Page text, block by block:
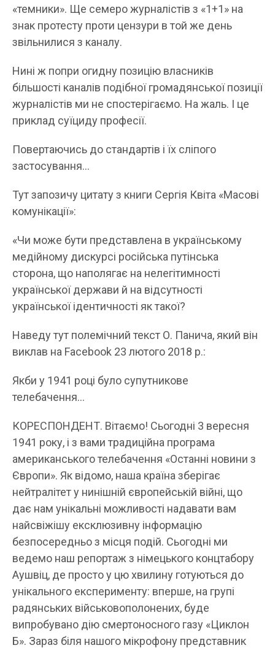
«темники». Ще семеро журналістів з «1+1» на
знак протесту проти цензури в той же день
звільнилися з каналу.
Нині ж попри огидну позицію власників
більшості каналів подібної громадянської позиції
журналістів ми не спостерігаємо. На жаль. І це
приклад суїциду професії.
Повертаючись до стандартів і їх сліпого
застосування…
Тут запозичу цитату з книги Сергія Квіта «Масові
комунікації»:
«Чи може бути представлена в українському
медійному дискурсі російська путінська
сторона, що наполягає на нелегітимності
української держави й на відсутності
української ідентичності як такої?
Наведу тут полемічний текст О. Панича, який він
виклав на Facebook 23 лютого 2018 р.:
Якби у 1941 році було супутникове
телебачення…
КОРЕСПОНДЕНТ. Вітаємо! Сьогодні 3 вересня
1941 року, і з вами традиційна програма
американського телебачення «Останні новини з
Європи». Як відомо, наша країна зберігає
нейтралітет у нинішній європейській війні, що
дає нам унікальні можливості надавати вам
найсвіжішу ексклюзивну інформацію
безпосередньо з місця подій. Сьогодні ми
ведемо наш репортаж з німецького концтабору
Аушвіц, де просто у цю хвилину готуються до
унікального експерименту: вперше, на групі
радянських військовополонених, буде
випробувано дію смертоносного газу «Циклон
Б». Зараз біля нашого мікрофону представник